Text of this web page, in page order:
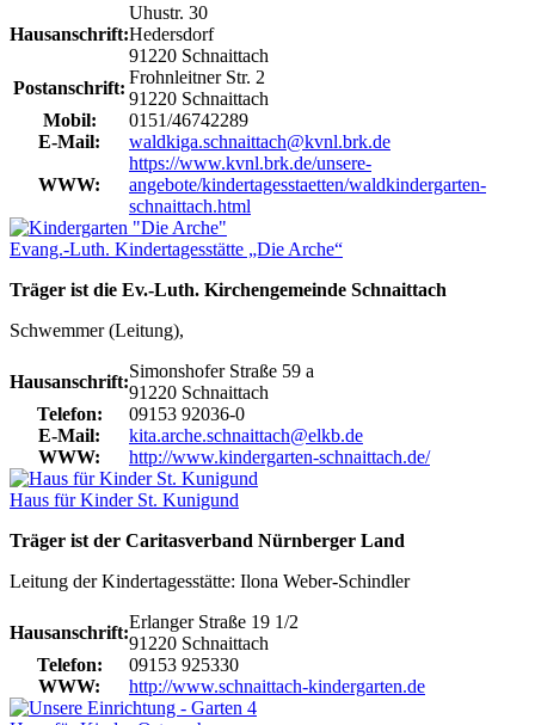
Hausanschrift:
Uhustr. 30
Hedersdorf
91220 Schnaittach
Postanschrift:
Frohnleitner Str. 2
91220 Schnaittach
Mobil:
0151/46742289
E-Mail:
waldkiga.schnaittach@kvnl.brk.de
WWW:
https://www.kvnl.brk.de/unsere-
angebote/kindertagesstaetten/waldkindergarten-
schnaittach.html
Evang.-Luth. Kindertagesstätte „Die Arche“
Träger ist die Ev.-Luth. Kirchengemeinde Schnaittach
Schwemmer (Leitung),
Hausanschrift:
Simonshofer Straße 59 a
91220 Schnaittach
Telefon:
09153 92036-0
E-Mail:
kita.arche.schnaittach@elkb.de
WWW:
http://www.kindergarten-schnaittach.de/
Haus für Kinder St. Kunigund
Träger ist der Caritasverband Nürnberger Land
Leitung der Kindertagesstätte: Ilona Weber-Schindler
Hausanschrift:
Erlanger Straße 19 1/2
91220 Schnaittach
Telefon:
09153 925330
WWW:
http://www.schnaittach-kindergarten.de